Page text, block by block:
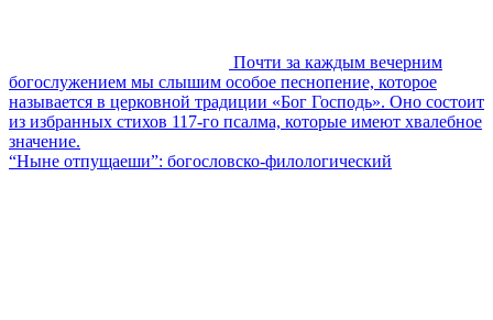
Почти за каждым вечерним
богослужением мы слышим особое песнопение, которое
называется в церковной традиции «Бог Господь». Оно состоит
из избранных стихов 117-го псалма, которые имеют хвалебное
значение.
“Ныне отпущаеши”: богословско-филологический